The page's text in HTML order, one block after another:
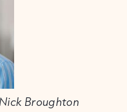
Broughton